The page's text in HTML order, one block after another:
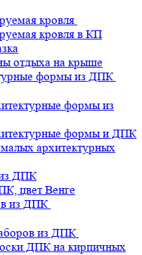
кровля
кровля в КП
отдыха на крыше
формы из ДПК
формы из
формы и ДПК
архитектурных
ДПК
цвет Венге
из ДПК
из ДПК
ДПК на кирпичных